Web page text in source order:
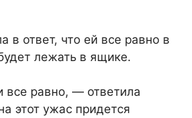
в ответ, что ей все равно в
лежать в ящике.
равно, — ответила
этот ужас придется